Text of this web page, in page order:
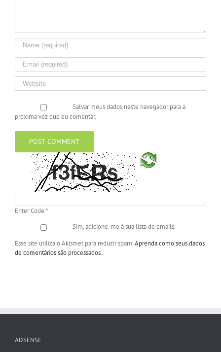
Salvar meus dados neste navegador para a
próxima vez que eu comentar.
Enter Code *
Sim, adicione-me à sua lista de emails.
Esse site utiliza o Akismet para reduzir spam.Aprenda como seus dados
de comentários são processados.
ADSENSE